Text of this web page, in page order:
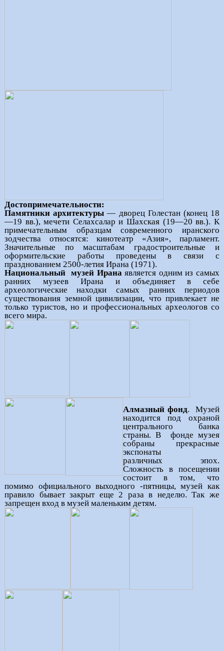
Достопримечательности:
Памятники архитектуры — дворец Голестан (конец 18
—19 вв.), мечети Селахсалар и Шахская (19—20 вв.). К
примечательным образцам современного иранского
зодчества относятся: кинотеатр «Азия», парламент.
Значительные по масштабам градостроительные и
оформительские работы проведены в связи с
празднованием 2500-летия Ирана (1971).
Национальный музей Ирана является одним из самых
ранних музеев Ирана и объединяет в себе
археологические находки самых ранних периодов
существования земной цивилизации, что привлекает не
только туристов, но и профессиональных археологов со
всего мира.
Алмазный фонд. Музей
находится под охраной
центрального банка
страны. В фонде музея
собраны прекрасные
экспонаты
различных эпох.
Сложность в посещении
состоит в том, что
помимо официального выходного -пятницы, музей как
правило бывает закрыт еще 2 раза в неделю. Так же
запрещен вход в музей маленьким детям.